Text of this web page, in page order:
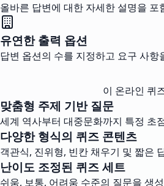
올바른 답변에 대한 자세한 설명을
유연한 출력 옵션
답변 옵션의 수를 지정하고 요구 사
이 온라인 퀴
맞춤형 주제 기반 질문
세계 역사부터 대중문화까지 특정 초
다양한 형식의 퀴즈 콘텐츠
객관식, 진위형, 빈칸 채우기 및 짧은
난이도 조정된 퀴즈 세트
쉬움, 보통, 어려움 수준의 질문을 생